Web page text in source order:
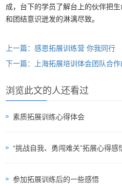
成，台下的学员了解台上的伙伴把
和团结意识迸发的淋漓尽致。
上一篇：感恩拓展训练营 你我同行
下一篇：上海拓展培训体会团队合
浏览此文的人还看过
素质拓展训练心得体会
“挑战自我、勇闯难关”拓展心得感
参加拓展训练后的一些感悟